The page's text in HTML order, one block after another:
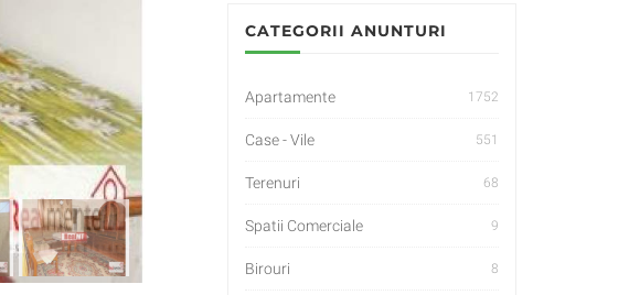
CATEGORII ANUNTURI
Apartamente 1752
Case - Vile 551
Terenuri 68
Spatii Comerciale 9
Birouri 8